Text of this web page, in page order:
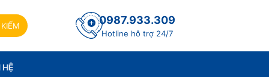
0987.933.309
Hotline hỗ trợ 24/7
HỆ